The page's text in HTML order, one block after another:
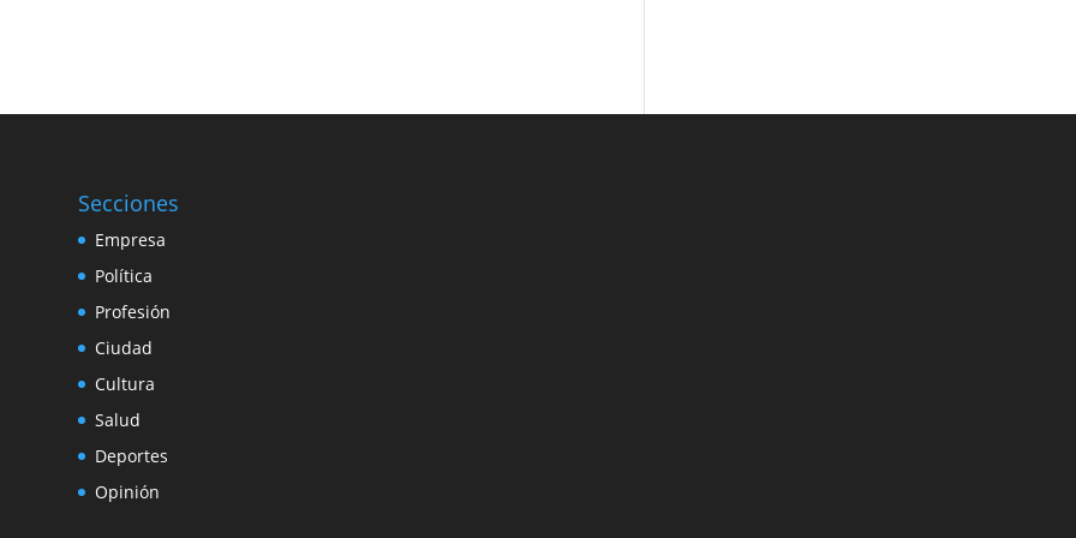
Secciones
Empresa
Política
Profesión
Ciudad
Cultura
Salud
Deportes
Opinión